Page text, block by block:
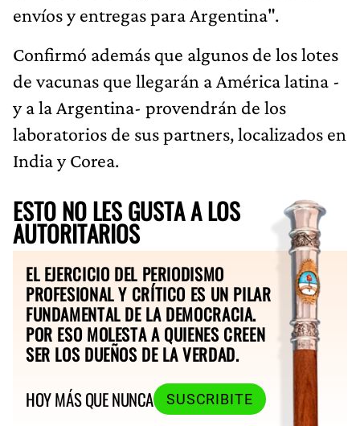
envíos y entregas para Argentina".
Confirmó además que algunos de los lotes
de vacunas que llegarán a América latina -
y a la Argentina- provendrán de los
laboratorios de sus partners, localizados en
India y Corea.
ESTO NO LES GUSTA A LOS
AUTORITARIOS
EL EJERCICIO DEL PERIODISMO
PROFESIONAL Y CRÍTICO ES UN PILAR
FUNDAMENTAL DE LA DEMOCRACIA.
POR ESO MOLESTA A QUIENES CREEN
SER LOS DUEÑOS DE LA VERDAD.
HOY MÁS QUE NUNCA
SUSCRIBITE